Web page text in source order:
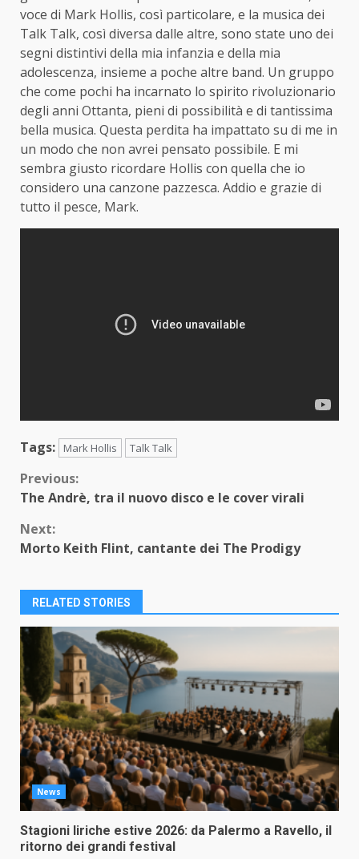
voce di Mark Hollis, così particolare, e la musica dei
Talk Talk, così diversa dalle altre, sono state uno dei
segni distintivi della mia infanzia e della mia
adolescenza, insieme a poche altre band. Un gruppo
che come pochi ha incarnato lo spirito rivoluzionario
degli anni Ottanta, pieni di possibilità e di tantissima
bella musica. Questa perdita ha impattato su di me in
un modo che non avrei pensato possibile. E mi
sembra giusto ricordare Hollis con quella che io
considero una canzone pazzesca. Addio e grazie di
tutto il pesce, Mark.
Tags: Mark Hollis Talk Talk
Continue
Previous:
The Andrè, tra il nuovo disco e le cover virali
Next:
Morto Keith Flint, cantante dei The Prodigy
RELATED STORIES
News
Stagioni liriche estive 2026: da Palermo a Ravello, il
ritorno dei grandi festival